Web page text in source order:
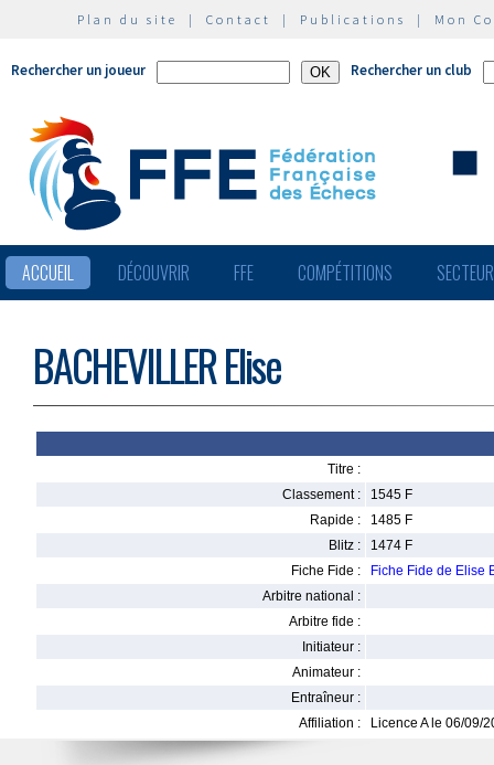
Plan du site | Contact | Publications | Mon
Rechercher un joueur Rechercher un club
ACCUEIL DÉCOUVRIR FFE COMPÉTITIONS
BACHEVILLER Elise
Titre :
Classement :
1545 F
Rapide :
1485 F
Blitz :
1474 F
Fiche Fide :
Fiche Fide de Elise
Arbitre national :
Arbitre fide :
Initiateur :
Animateur :
Entraîneur :
Affiliation :
Licence A le 06/09/